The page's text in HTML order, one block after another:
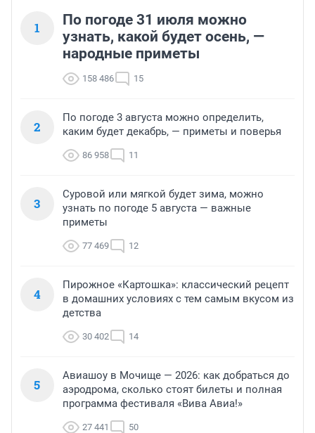
1
По погоде 31 июля можно
узнать, какой будет осень, —
народные приметы
158 486 15
2
По погоде 3 августа можно определить,
каким будет декабрь, — приметы и поверья
86 958 11
3
Суровой или мягкой будет зима, можно
узнать по погоде 5 августа — важные
приметы
77 469 12
4
Пирожное «Картошка»: классический рецепт
в домашних условиях с тем самым вкусом из
детства
30 402 14
5
Авиашоу в Мочище — 2026: как добраться до
аэродрома, сколько стоят билеты и полная
программа фестиваля «Вива Авиа!»
27 441 50